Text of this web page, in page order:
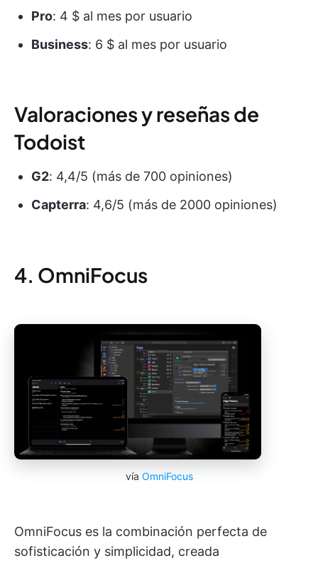
Pro: 4 $ al mes por usuario
Business: 6 $ al mes por usuario
Valoraciones y reseñas de
Todoist
G2: 4,4/5 (más de 700 opiniones)
Capterra: 4,6/5 (más de 2000 opiniones)
4. OmniFocus
vía OmniFocus
OmniFocus es la combinación perfecta de
sofisticación y simplicidad, creada